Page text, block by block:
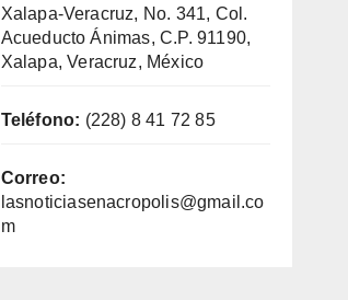
Xalapa-Veracruz, No. 341, Col.
Acueducto Ánimas, C.P. 91190,
Xalapa, Veracruz, México
Teléfono: (228) 8 41 72 85
Correo:
lasnoticiasenacropolis@gmail.co
m